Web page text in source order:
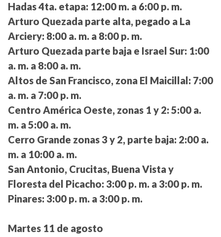
Hadas 4ta. etapa: 12:00 m. a 6:00 p. m.
Arturo Quezada parte alta, pegado a La
Arciery: 8:00 a. m. a 8:00 p. m.
Arturo Quezada parte baja e Israel Sur: 1:00
a. m. a 8:00 a. m.
Altos de San Francisco, zona El Maicillal: 7:00
a. m. a 7:00 p. m.
Centro América Oeste, zonas 1 y 2: 5:00 a.
m. a 5:00 a. m.
Cerro Grande zonas 3 y 2, parte baja: 2:00 a.
m. a 10:00 a. m.
San Antonio, Crucitas, Buena Vista y
Floresta del Picacho: 3:00 p. m. a 3:00 p. m.
Pinares: 3:00 p. m. a 3:00 p. m.
Martes 11 de agosto